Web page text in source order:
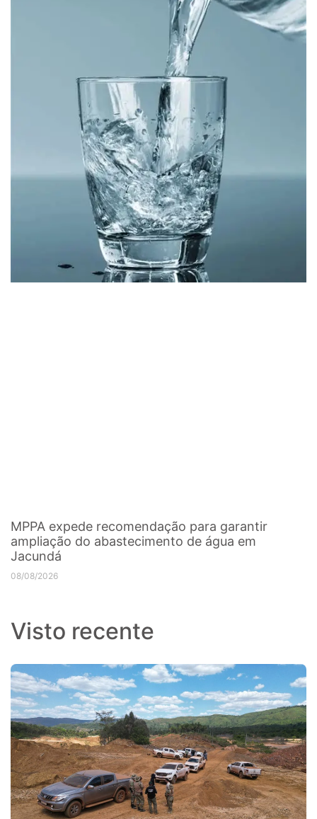
MPPA expede recomendação para garantir
ampliação do abastecimento de água em
Jacundá
08/08/2026
Visto recente